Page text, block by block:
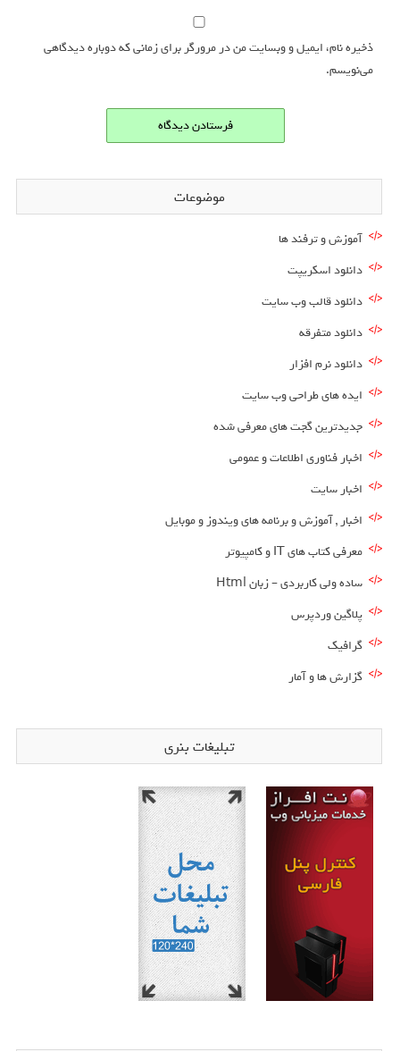
ذخیره نام، ایمیل و وبسایت من در مرورگر برای زمانی که دوباره دیدگاهی
می‌نویسم.
موضوعات
آموزش و ترفند ها
دانلود اسکریپت
دانلود قالب وب سایت
دانلود متفرقه
دانلود نرم افزار
ایده های طراحی وب سایت
جدیدترین گجت های معرفی شده
اخبار فناوری اطلاعات و عمومی
اخبار سایت
اخبار , آموزش و برنامه های ویندوز و موبایل
معرفی کتاب های IT و کامپیوتر
ساده ولی کاربردی – زبان Html
پلاگین وردپرس
گرافیک
گزارش ها و آمار
تبلیغات بنری